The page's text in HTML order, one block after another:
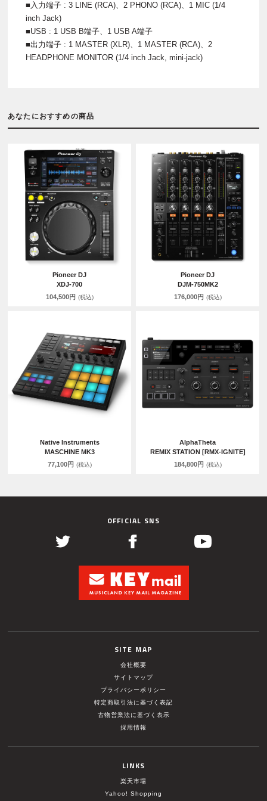
■入力端子 : 3 LINE (RCA)、2 PHONO (RCA)、1 MIC (1/4
inch Jack)
■USB : 1 USB B端子、1 USB A端子
■出力端子 : 1 MASTER (XLR)、1 MASTER (RCA)、2
HEADPHONE MONITOR (1/4 inch Jack, mini-jack)
あなたにおすすめの商品
Pioneer DJ
XDJ-700
104,500円 (税込)
Pioneer DJ
DJM-750MK2
176,000円 (税込)
Native Instruments
MASCHINE MK3
77,100円 (税込)
AlphaTheta
REMIX STATION [RMX-IGNITE]
184,800円 (税込)
OFFICIAL SNS
SITE MAP
会社概要
サイトマップ
プライバシーポリシー
特定商取引法に基づく表記
古物営業法に基づく表示
採用情報
LINKS
楽天市場
Yahoo! Shopping